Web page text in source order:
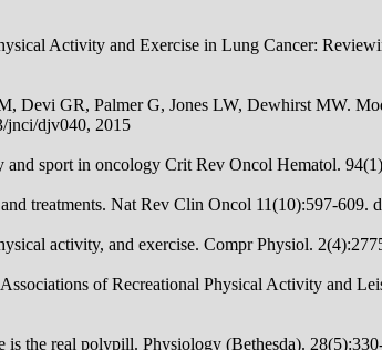
Activity and Exercise in Lung Cancer:
Devi GR, Palmer G, Jones LW, Dewhirst MW.
jnci/djv040, 2015
sport in oncology Crit Rev Oncol Hematol.
treatments. Nat Rev Clin Oncol 11(10):597-609.
activity, and exercise. Compr Physiol.
of Recreational Physical Activity and
the real polypill. Physiology (Bethesda).